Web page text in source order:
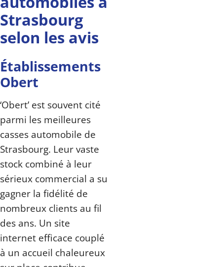
Strasbourg
selon les avis
Établissements
Obert
‘Obert’ est souvent cité
parmi les meilleures
casses automobile de
Strasbourg. Leur vaste
stock combiné à leur
sérieux commercial a su
gagner la fidélité de
nombreux clients au fil
des ans. Un site
internet efficace couplé
à un accueil chaleureux